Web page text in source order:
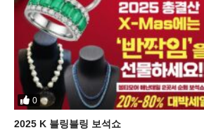
0
2025 K 블링블링 보석쇼